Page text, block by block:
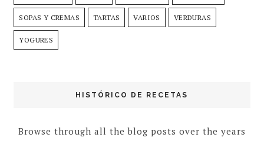
SOPAS Y CREMAS TARTAS VARIOS VERDURAS
YOGURES
HISTÓRICO DE RECETAS
Browse through all the blog posts over the years